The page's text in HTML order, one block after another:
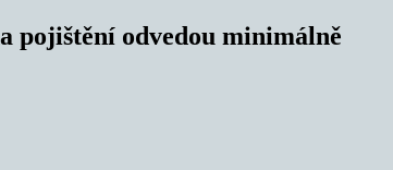
pojištění odvedou minimálně